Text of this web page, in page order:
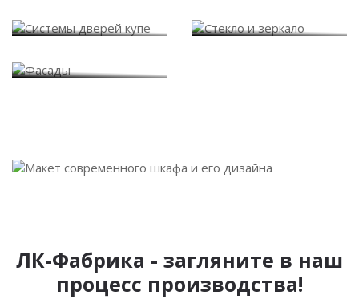
ЛК-Фабрика - загляните в наш
процесс производства!